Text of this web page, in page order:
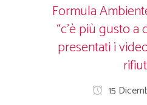
Formula
“c’è più gusto a
presentati i
15